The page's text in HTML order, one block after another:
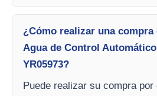
¿Cómo realizar una
Agua de Control Automático
YR05973?
Puede realizar su compra